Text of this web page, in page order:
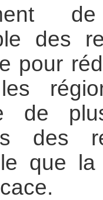
des
pour
de
des
que la